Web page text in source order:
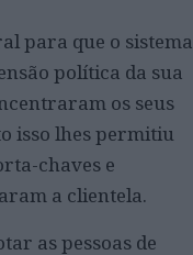
para que o sistema
política da sua
os seus
isso lhes permitiu
chaves e
a clientela.
as pessoas de